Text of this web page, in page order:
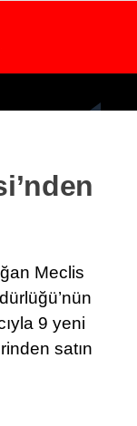
Meclis
9 yeni
satın